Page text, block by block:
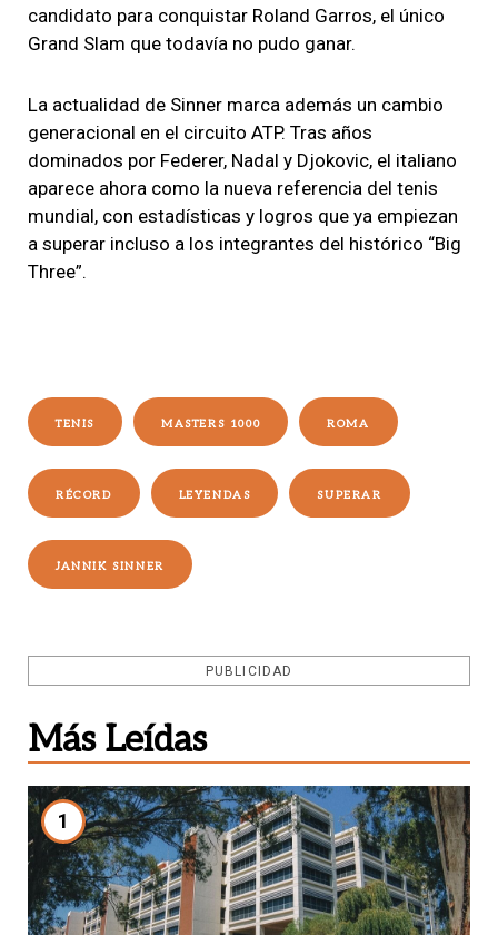
candidato para conquistar Roland Garros, el único
Grand Slam que todavía no pudo ganar.
La actualidad de Sinner marca además un cambio
generacional en el circuito ATP. Tras años
dominados por Federer, Nadal y Djokovic, el italiano
aparece ahora como la nueva referencia del tenis
mundial, con estadísticas y logros que ya empiezan
a superar incluso a los integrantes del histórico “Big
Three”.
TENIS MASTERS 1000 ROMA
RÉCORD LEYENDAS SUPERAR
JANNIK SINNER
PUBLICIDAD
Más Leídas
1